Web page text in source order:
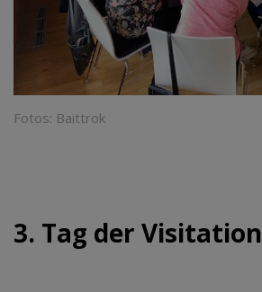
Fotos: Baittrok
3. Tag der Visitation